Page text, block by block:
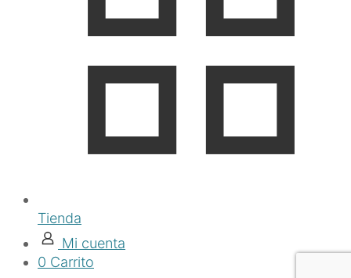
Tienda
Mi cuenta
0 Carrito